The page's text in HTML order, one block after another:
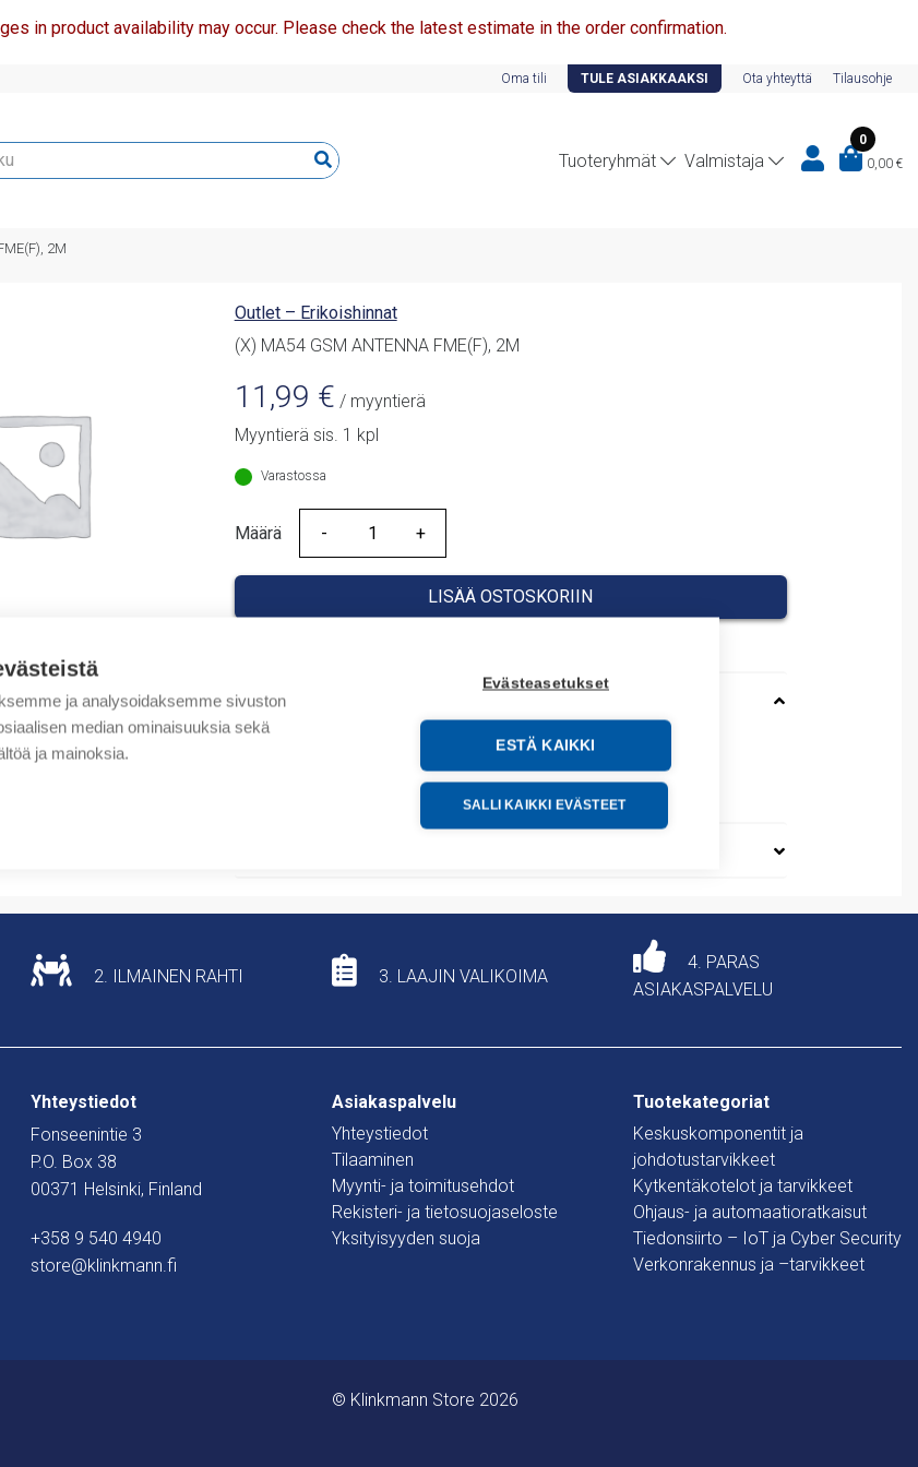
ja analysoidaksemme sivuston
median ominaisuuksia sekä
ja mainoksia.
Evästeasetukset
ESTÄ KAIKKI
SALLI KAIKKI EVÄSTEET
in product availability may occur. Please check the latest estimate in the order confirmation.
Oma tili TULE ASIAKKAAKSI Ota yhteyttä Tilausohje
Tuoteryhmät Valmistaja
0
0,00 €
2M
Outlet – Erikoishinnat
(X) MA54 GSM ANTENNA FME(F), 2M
11,99 € / myyntierä
Myyntierä sis. 1 kpl
Varastossa
Määrä
Määrä
LISÄÄ OSTOSKORIIN
Tuotekoodit
Tilauskoodi: MA542MFMEF
Tuotteen tullikoodi: 85171800
2. ILMAINEN RAHTI 3. LAAJIN VALIKOIMA
4. PARAS
ASIAKASPALVELU
Yhteystiedot
Fonseenintie 3
P.O. Box 38
00371 Helsinki, Finland
+358 9 540 4940
store@klinkmann.fi
Asiakaspalvelu
Yhteystiedot
Tilaaminen
Myynti- ja toimitusehdot
Rekisteri- ja tietosuojaseloste
Yksityisyyden suoja
Tuotekategoriat
Keskuskomponentit ja
johdotustarvikkeet
Kytkentäkotelot ja tarvikkeet
Ohjaus- ja automaatioratkaisut
Tiedonsiirto – IoT ja Cyber Security
Verkonrakennus ja –tarvikkeet
© Klinkmann Store 2026